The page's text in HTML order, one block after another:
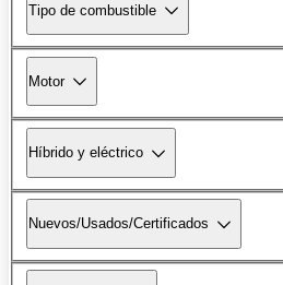
Tipo de combustible
Motor
Híbrido y eléctrico
Nuevos/Usados/Certificados